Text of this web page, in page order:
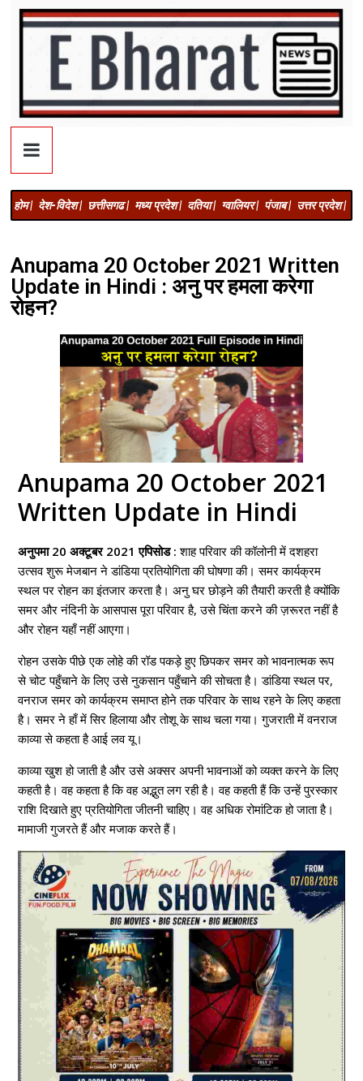
होम | देश-विदेश | छत्तीसगढ | मध्य प्रदेश | दतिया | ग्वालियर | पंजाब | उत्तर प्रदेश |
Anupama 20 October 2021 Written
Update in Hindi : अनु पर हमला करेगा
रोहन?
Anupama 20 October 2021
Written Update in Hindi
अनुपमा 20 अक्टूबर 2021 एपिसोड : शाह परिवार की कॉलोनी में दशहरा
उत्सव शुरू मेजबान ने डांडिया प्रतियोगिता की घोषणा की। समर कार्यक्रम
स्थल पर रोहन का इंतजार करता है। अनु घर छोड़ने की तैयारी करती है क्योंकि
समर और नंदिनी के आसपास पूरा परिवार है, उसे चिंता करने की ज़रूरत नहीं है
और रोहन यहाँ नहीं आएगा।
रोहन उसके पीछे एक लोहे की रॉड पकड़े हुए छिपकर समर को भावनात्मक रूप
से चोट पहुँचाने के लिए उसे नुकसान पहुँचाने की सोचता है। डांडिया स्थल पर,
वनराज समर को कार्यक्रम समाप्त होने तक परिवार के साथ रहने के लिए कहता
है। समर ने हाँ में सिर हिलाया और तोशू के साथ चला गया। गुजराती में वनराज
काव्या से कहता है आई लव यू।
काव्या खुश हो जाती है और उसे अक्सर अपनी भावनाओं को व्यक्त करने के लिए
कहती है। वह कहता है कि वह अद्भुत लग रही है। वह कहती हैं कि उन्हें पुरस्कार
राशि दिखाते हुए प्रतियोगिता जीतनी चाहिए। वह अधिक रोमांटिक हो जाता है।
मामाजी गुजरते हैं और मजाक करते हैं।